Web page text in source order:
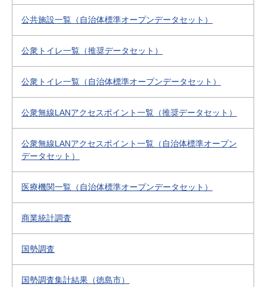
公共施設一覧（自治体標準オープンデータセット）
公衆トイレ一覧（推奨データセット）
公衆トイレ一覧（自治体標準オープンデータセット）
公衆無線LANアクセスポイント一覧（推奨データセット）
公衆無線LANアクセスポイント一覧（自治体標準オープン
データセット）
医療機関一覧（自治体標準オープンデータセット）
商業統計調査
国勢調査
国勢調査集計結果（徳島市）